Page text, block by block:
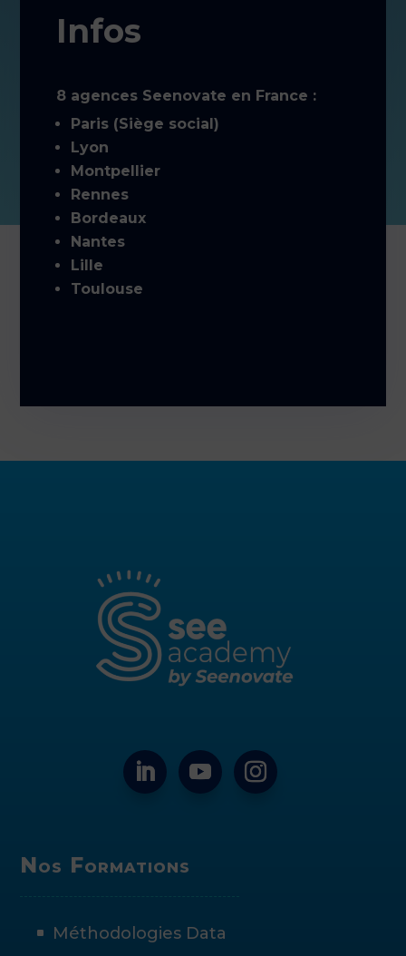
Infos
8 agences Seenovate en France :
Paris (Siège social)
Lyon
Montpellier
Rennes
Bordeaux
Nantes
Lille
Toulouse
Nos Formations
Méthodologies Data